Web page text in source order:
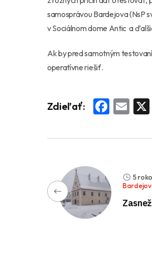
samosprávou Bardejova (NsP
v Sociálnom dome Antic a
Ak by pred samotným
operatívne riešiť.
Zdieľať:
5